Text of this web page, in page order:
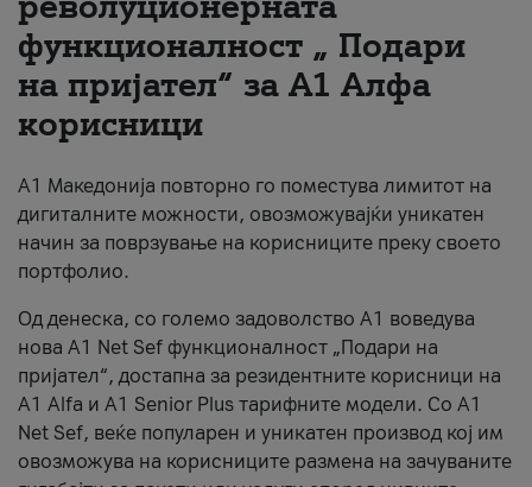
За нас
#ПодобарОнлајн
функционалност „ Подари
на пријател“ за А1 Алфа
корисници
А1 Македонија повторно го поместува лимитот на
дигиталните можности, овозможувајќи уникатен
начин за поврзување на корисниците преку своето
портфолио.
Од денеска, со големо задоволство А1 воведува
нова A1 Net Sef функционалност „Подари на
пријател“, достапна за резидентните корисници на
А1 Alfa и A1 Senior Plus тарифните модели. Со A1
Net Sef, веќе популарен и уникатен производ кој им
овозможува на корисниците размена на зачуваните